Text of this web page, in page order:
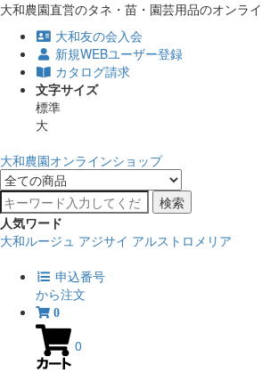
大和農園直営のタネ・苗・園芸用品のオンラ
大和友の会入会
新規WEBユーザー登録
カタログ請求
文字サイズ
標準
大
大和農園オンラインショップ
検索
人気ワード
大和ルージュ アジサイ アルストロメリア
申込番号
から注文
0
0